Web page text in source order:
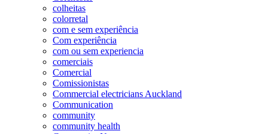
colheitas
colorretal
com e sem experiência
Com experiência
com ou sem experiencia
comerciais
Comercial
Comissionistas
Commercial electricians Auckland
Communication
community
community health